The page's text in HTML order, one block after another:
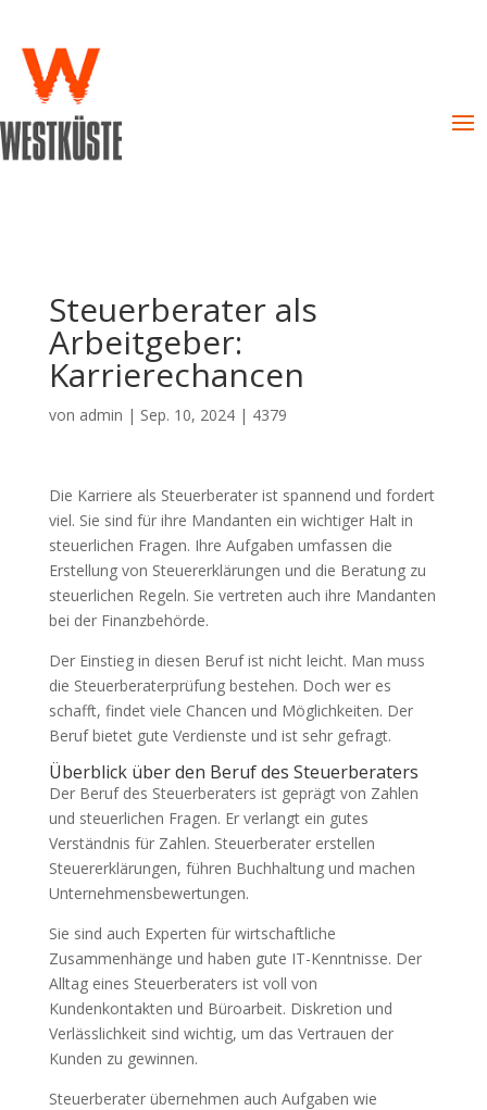
Steuerberater als
Arbeitgeber:
Karrierechancen
von admin | Sep. 10, 2024| 4379
Die Karriere als Steuerberater ist spannend und fordert
viel. Sie sind für ihre Mandanten ein wichtiger Halt in
steuerlichen Fragen. Ihre Aufgaben umfassen die
Erstellung von Steuererklärungen und die Beratung zu
steuerlichen Regeln. Sie vertreten auch ihre Mandanten
bei der Finanzbehörde.
Der Einstieg in diesen Beruf ist nicht leicht. Man muss
die Steuerberaterprüfung bestehen. Doch wer es
schafft, findet viele Chancen und Möglichkeiten. Der
Beruf bietet gute Verdienste und ist sehr gefragt.
Überblick über den Beruf des Steuerberaters
Der Beruf des Steuerberaters ist geprägt von Zahlen
und steuerlichen Fragen. Er verlangt ein gutes
Verständnis für Zahlen. Steuerberater erstellen
Steuererklärungen, führen Buchhaltung und machen
Unternehmensbewertungen.
Sie sind auch Experten für wirtschaftliche
Zusammenhänge und haben gute IT-Kenntnisse. Der
Alltag eines Steuerberaters ist voll von
Kundenkontakten und Büroarbeit. Diskretion und
Verlässlichkeit sind wichtig, um das Vertrauen der
Kunden zu gewinnen.
Steuerberater übernehmen auch Aufgaben wie